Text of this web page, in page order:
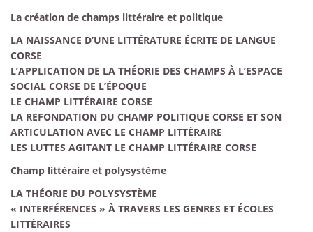
La création de champs littéraire et politique
LA NAISSANCE D’UNE LITTÉRATURE ÉCRITE DE LANGUE
CORSE
L’APPLICATION DE LA THÉORIE DES CHAMPS À L’ESPACE
SOCIAL CORSE DE L’ÉPOQUE
LE CHAMP LITTÉRAIRE CORSE
LA REFONDATION DU CHAMP POLITIQUE CORSE ET SON
ARTICULATION AVEC LE CHAMP LITTÉRAIRE
LES LUTTES AGITANT LE CHAMP LITTÉRAIRE CORSE
Champ littéraire et polysystème
LA THÉORIE DU POLYSYSTÈME
« INTERFÉRENCES » À TRAVERS LES GENRES ET ÉCOLES
LITTÉRAIRES